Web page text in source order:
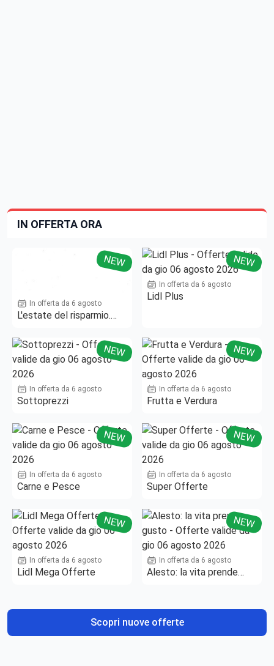
IN OFFERTA ORA
NEW
In offerta da 6 agosto
L'estate del risparmio.
NEW
In offerta da 6 agosto
Lidl Plus
NEW
In offerta da 6 agosto
Sottoprezzi
NEW
In offerta da 6 agosto
Frutta e Verdura
NEW
In offerta da 6 agosto
Carne e Pesce
NEW
In offerta da 6 agosto
Super Offerte
NEW
In offerta da 6 agosto
Lidl Mega Offerte
NEW
In offerta da 6 agosto
Alesto: la vita prende
Scopri nuove offerte